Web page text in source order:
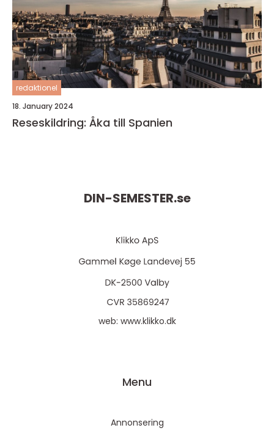
redaktionel
18. January 2024
Reseskildring: Åka till Spanien
DIN-SEMESTER.se
web: www.klikko.dk
Menu
Annonsering